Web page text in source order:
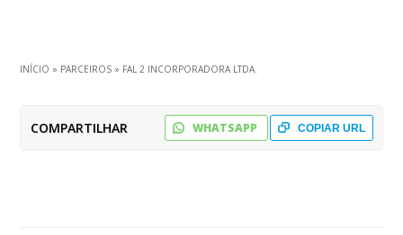
INÍCIO » PARCEIROS » FAL 2 INCORPORADORA LTDA.
COMPARTILHAR COPIAR URL
WHATSAPP